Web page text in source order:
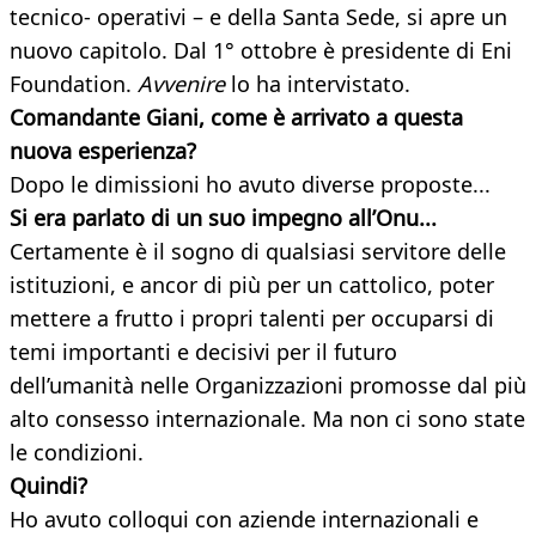
tecnico- operativi – e della Santa Sede, si apre un
nuovo capitolo. Dal 1° ottobre è presidente di Eni
Foundation. Avvenirelo ha intervistato.
Comandante Giani, come è arrivato a questa
nuova esperienza?
Dopo le dimissioni ho avuto diverse proposte...
Si era parlato di un suo impegno all’Onu...
Certamente è il sogno di qualsiasi servitore delle
istituzioni, e ancor di più per un cattolico, poter
mettere a frutto i propri talenti per occuparsi di
temi importanti e decisivi per il futuro
dell’umanità nelle Organizzazioni promosse dal più
alto consesso internazionale. Ma non ci sono state
le condizioni.
Quindi?
Ho avuto colloqui con aziende internazionali e